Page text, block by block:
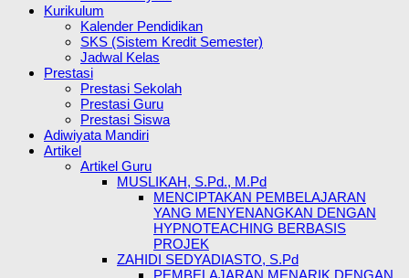
Kurikulum
Kalender Pendidikan
SKS (Sistem Kredit Semester)
Jadwal Kelas
Prestasi
Prestasi Sekolah
Prestasi Guru
Prestasi Siswa
Adiwiyata Mandiri
Artikel
Artikel Guru
MUSLIKAH, S.Pd., M.Pd
MENCIPTAKAN PEMBELAJARAN
YANG MENYENANGKAN DENGAN
HYPNOTEACHING BERBASIS
PROJEK
ZAHIDI SEDYADIASTO, S.Pd